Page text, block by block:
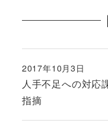
人手不足への対
指摘
投稿日
2017年10月3日